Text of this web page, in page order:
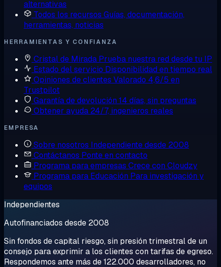
alternativas
Todos los recursos Guías, documentación,
herramientas, noticias
HERRAMIENTAS Y CONFIANZA
Cristal de Mirada Prueba nuestra red desde tu IP
Estado del servicio Disponibilidad en tiempo real
Opiniones de clientes Valorado 4,6/5 en
Trustpilot
Garantía de devolución 14 días, sin preguntas
Obtener ayuda 24/7, ingenieros reales
EMPRESA
Sobre nosotros Independiente desde 2008
Contáctanos Ponte en contacto
Programa para empresas Crece con Cloudzy
Programa para Educación Para investigación y
equipos
Independientes
Autofinanciados desde 2008
Sin fondos de capital riesgo, sin presión trimestral de un
consejo para exprimir a los clientes con tarifas de egreso.
Respondemos ante más de 122.000 desarrolladores, no